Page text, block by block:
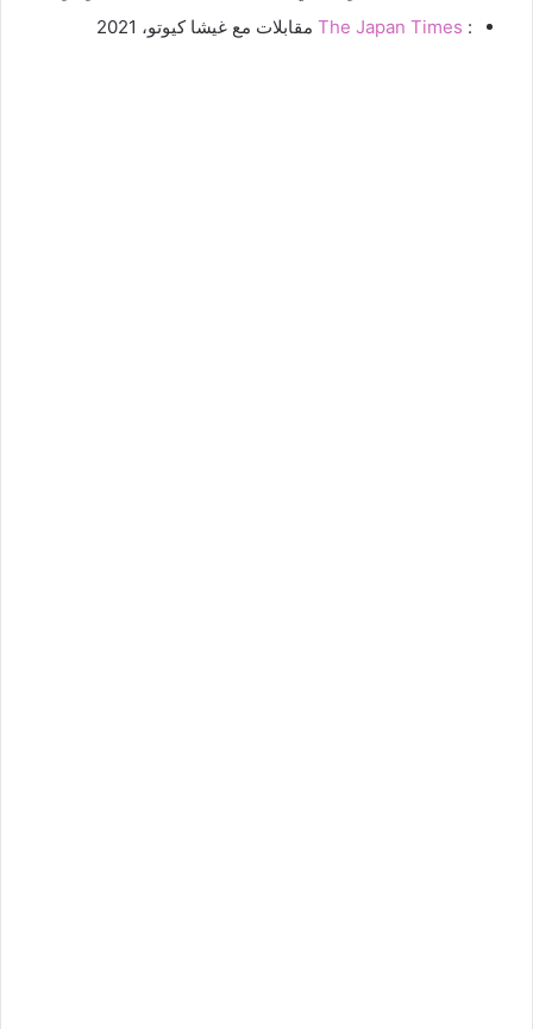
:
The Japan Times مقابلات مع غيشا كيوتو، 2021